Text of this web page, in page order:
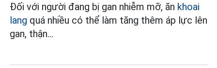
Đối với người đang bị gan nhiễm mỡ, ăn khoai
lang quá nhiều có thể làm tăng thêm áp lực lên
gan, thận...